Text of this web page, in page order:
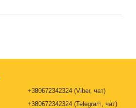
+380672342324 (Viber, чат)
+380672342324 (Telegram, чат)